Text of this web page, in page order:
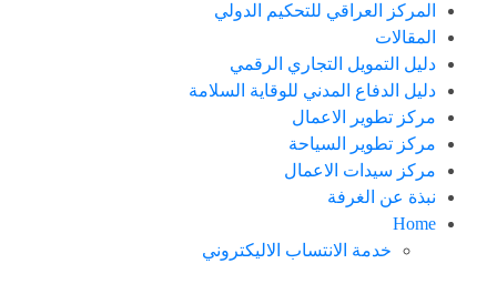
المركز العراقي للتحكيم الدولي
المقالات
دليل التمويل التجاري الرقمي
دليل الدفاع المدني للوقاية السلامة
مركز تطوير الاعمال
مركز تطوير السياحة
مركز سيدات الاعمال
نبذة عن الغرفة
Home
خدمة الانتساب الاليكتروني